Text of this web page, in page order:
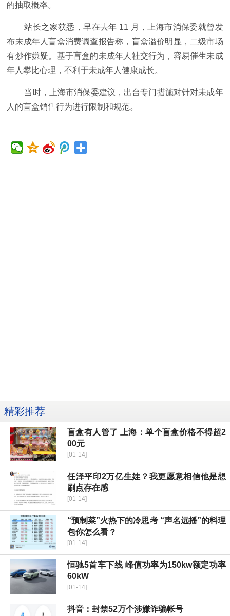
的抽取概率。
站长之家获悉，早在去年 11 月，上海市消保委就曾发
布未成年人盲盒消费调查报告称，盲盒溢价明显，二级市场
有炒作嫌疑。基于盲盒的未成年人社交行为，容易催生未成
年人攀比心理，不利于未成年人健康成长。
当时，上海市消保委建议，出台专门措施对针对未成年
人的盲盒销售行为进行限制和规范。
精彩推荐
盲盒有人管了 上海：单个盲盒价格不得超2
00元
[01-14]
任泽平印2万亿生娃？我更愿意相信他是想
刷点存在感
[01-14]
“预制菜”火热下的冷思考 “声名远播”的料理
包你怎么看？
[01-14]
恒驰5首车下线 峰值功率为150kw额定功率
60kW
[01-14]
抖音：封禁52万个涉嫌诈骗帐号